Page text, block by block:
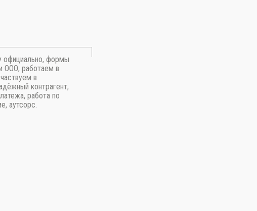
официально, формы
ООО, работаем в
в
контрагент,
работа по
аутсорс.